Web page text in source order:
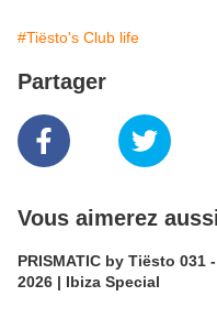
#Tiësto's Club life
Partager
Vous aimerez
PRISMATIC by Tiësto 031
2026 | Ibiza Special